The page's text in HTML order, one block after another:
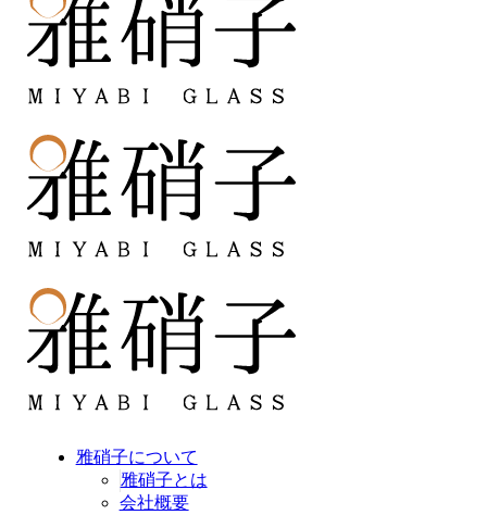
雅硝子について
雅硝子とは
会社概要